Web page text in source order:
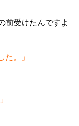
受けたんですよ
。」